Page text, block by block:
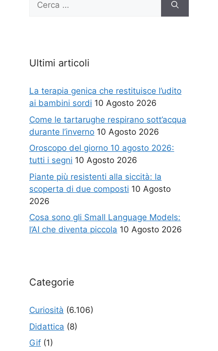
Ultimi articoli
La terapia genica che restituisce l’udito
ai bambini sordi 10 Agosto 2026
Come le tartarughe respirano sott’acqua
durante l’inverno 10 Agosto 2026
Oroscopo del giorno 10 agosto 2026:
tutti i segni 10 Agosto 2026
Piante più resistenti alla siccità: la
scoperta di due composti 10 Agosto
2026
Cosa sono gli Small Language Models:
l’AI che diventa piccola 10 Agosto 2026
Categorie
Curiosità (6.106)
Didattica (8)
Gif (1)